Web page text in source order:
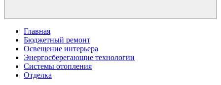
Главная
Бюджетный ремонт
Освещение интерьера
Энергосберегающие технологии
Системы отопления
Отделка